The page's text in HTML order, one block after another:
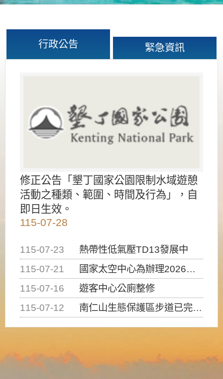
行政公告 緊急資訊
修正公告「墾丁國家公園限制水域遊憩
活動之種類、範圍、時間及行為」，自
即日生效。
115-07-28
115-07-23
熱帶性低氣壓TD13發展中
115-07-21
國家太空中心為辦理2026台灣盃火箭競賽，陸、海、空域警戒及協調相關事宜，因颱風備案事宜
115-07-16
遊客中心公廁整修
115-07-12
南仁山生態保護區步道已完成修復，自115年7月13日（星期一）起恢復開放入園，歡迎民眾依規定申請入園....